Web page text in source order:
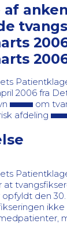
anken
2006 fra
om
afdeling
at
den
ikke